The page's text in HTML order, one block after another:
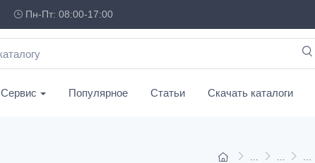
Пн-Пт: 08:00-17:00
Сервис Популярное Статьи Скачать каталоги